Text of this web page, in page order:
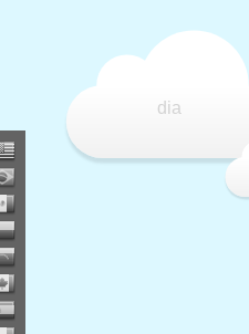
dia